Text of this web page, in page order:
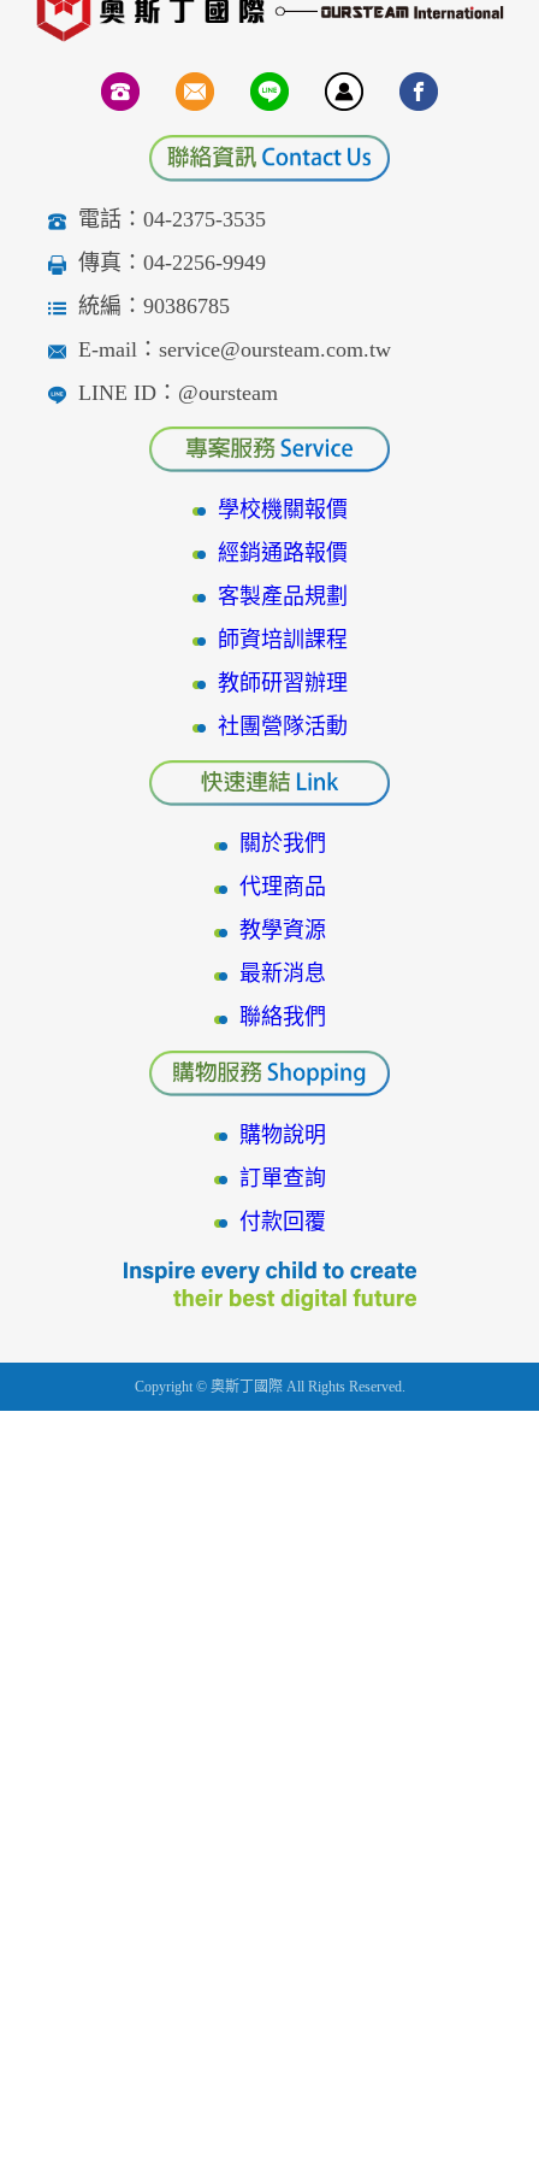
電話：04-2375-3535
傳真：04-2256-9949
統編：90386785
E-mail：service@oursteam.com.tw
LINE ID：@oursteam
學校機關報價
經銷通路報價
客製產品規劃
師資培訓課程
教師研習辦理
社團營隊活動
關於我們
代理商品
教學資源
最新消息
聯絡我們
購物說明
訂單查詢
付款回覆
Copyright © 奧斯丁國際 All Rights Reserved.